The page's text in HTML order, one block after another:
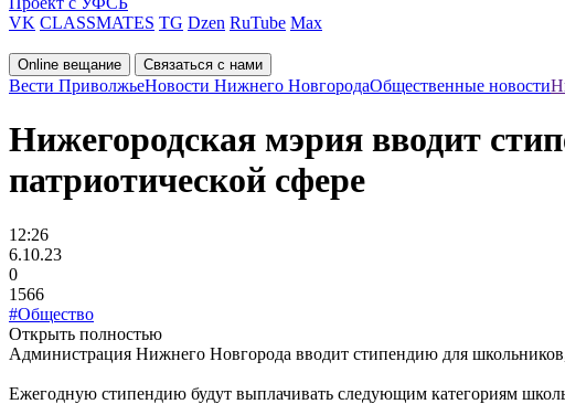
VK CLASSMATES TG Dzen RuTube Max
Online вещание Связаться с нами
Вести ПриволжьеНовости Нижнего НовгородаОбщественные новости
Нижегородская мэрия вводит
патриотической сфере
12:26
6.10.23
0
1566
#Общество
Открыть полностью
Администрация Нижнего Новгорода вводит стипендию для
Ежегодную стипендию будут выплачивать следующим категориям